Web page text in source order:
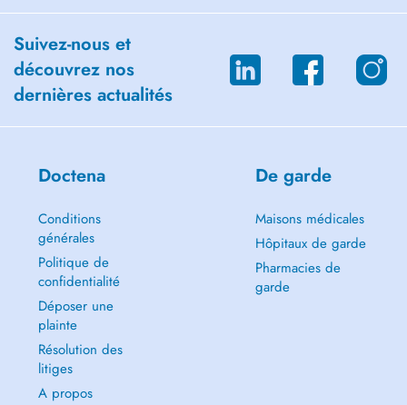
Suivez-nous et
découvrez nos
dernières actualités
Doctena
Conditions
générales
Politique de
confidentialité
Déposer une
plainte
Résolution des
litiges
A propos
De garde
Maisons médicales
Hôpitaux de garde
Pharmacies de
garde